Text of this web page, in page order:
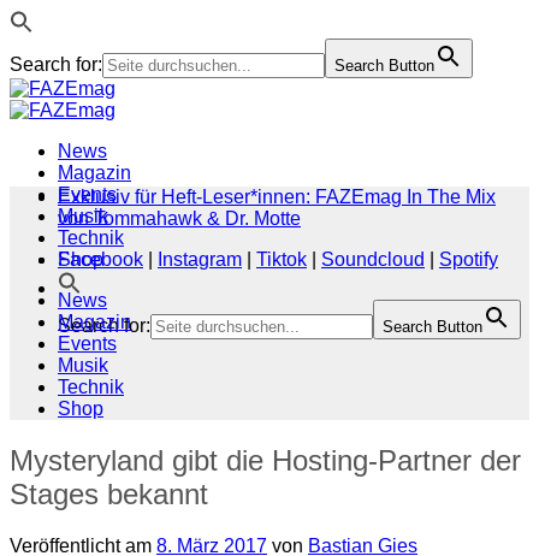
Search for: Search Button
Zum
Inhalt
News
Magazin
Events
Musik
Technik
Shop
Search for: Search Button
Exklusiv für Heft-Leser*innen: FAZEmag In The Mix
von Tommahawk & Dr. Motte
Facebook
Instagram Tiktok Soundcloud
Spotify
News
Magazin
Events
Musik
Technik
Shop
Mysteryland gibt die Hosting-Partner der
Stages bekannt
Veröffentlicht am 8. März 2017 von Bastian Gies